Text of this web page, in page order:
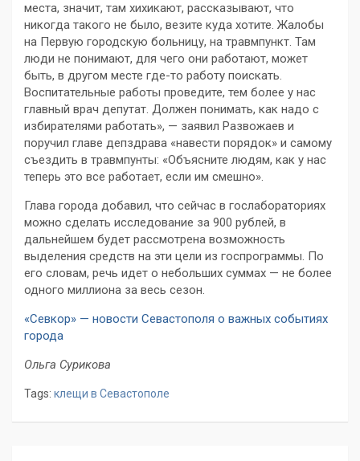
места, значит, там хихикают, рассказывают, что
никогда такого не было, везите куда хотите. Жалобы
на Первую городскую больницу, на травмпункт. Там
люди не понимают, для чего они работают, может
быть, в другом месте где-то работу поискать.
Воспитательные работы проведите, тем более у нас
главный врач депутат. Должен понимать, как надо с
избирателями работать», — заявил Развожаев и
поручил главе депздрава «навести порядок» и самому
съездить в травмпунты: «Объясните людям, как у нас
теперь это все работает, если им смешно».
Глава города добавил, что сейчас в гослабораториях
можно сделать исследование за 900 рублей, в
дальнейшем будет рассмотрена возможность
выделения средств на эти цели из госпрограммы. По
его словам, речь идет о небольших суммах — не более
одного миллиона за весь сезон.
«Севкор» — новости Севастополя о важных событиях
города
Ольга Сурикова
Tags: клещи в Севастополе